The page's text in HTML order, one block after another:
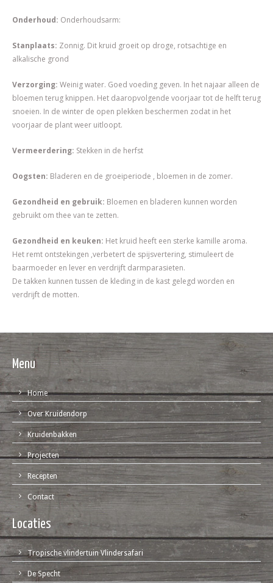
Onderhoud: Onderhoudsarm:
Stanplaats: Zonnig. Dit kruid groeit op droge, rotsachtige en
alkalische grond
Verzorging: Weinig water. Goed voeding geven. In het najaar alleen de
bloemen terug knippen. Het daaropvolgende voorjaar tot de helft terug
snoeien. In de winter de open plekken beschermen zodat in het
voorjaar de plant weer uitloopt.
Vermeerdering: Stekken in de herfst
Oogsten: Bladeren en de groeiperiode , bloemen in de zomer.
Gezondheid en gebruik: Bloemen en bladeren kunnen worden
gebruikt om thee van te zetten.
Gezondheid en keuken: Het kruid heeft een sterke kamille aroma.
Het remt ontstekingen ,verbetert de spijsvertering, stimuleert de
baarmoeder en lever en verdrijft darmparasieten.
De takken kunnen tussen de kleding in de kast gelegd worden en
verdrijft de motten.
Menu
Home
Over Kruidendorp
Kruidenbakken
Projecten
Recepten
Contact
Locaties
Tropische vlindertuin Vlindersafari
De Specht